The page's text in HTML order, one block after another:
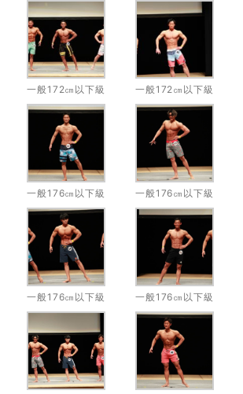
一般172㎝以下級 一般172㎝以下級
一般176㎝以下級 一般176㎝以下級
一般176㎝以下級 一般176㎝以下級